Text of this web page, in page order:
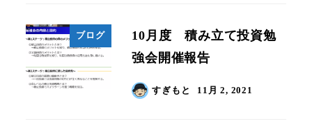
ブログ
10月度 積み立て投資勉
強会開催報告
すぎもと 11月 2, 2021